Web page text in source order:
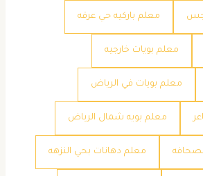
معلم باركيه حي عرقه
معلم بويات خارجيه
معلم بويات في الرياض
معلم بويه شمال الرياض
معلم دهانات بحي النزهه